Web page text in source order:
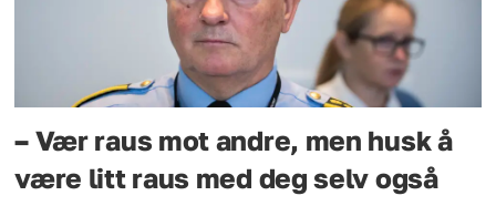
– Vær raus mot andre, men husk å
være litt raus med deg selv også